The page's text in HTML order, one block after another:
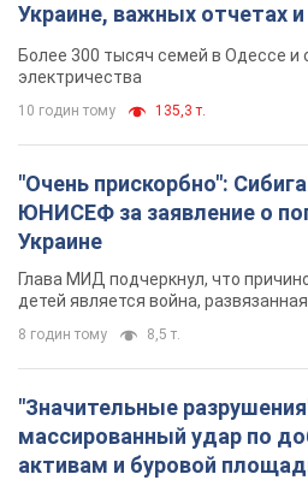
Украине, важных отчетах
противника. Видео
Более 300 тысяч семей в Одессе и
электричества
10 годин тому 135,3 т.
"Очень прискорбно":
ЮНИСЕФ за заявление о
Украине
Глава МИД подчеркнул, что
детей является война,
8 годин тому 8,5 т.
"Значительные
массированный удар по
активам и буровой